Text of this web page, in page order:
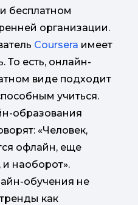
бесплатном
организации.
Coursera имеет
То есть, онлайн-
виде подходит
учиться.
образования
«Человек,
офлайн, еще
наоборот».
обучения не
как